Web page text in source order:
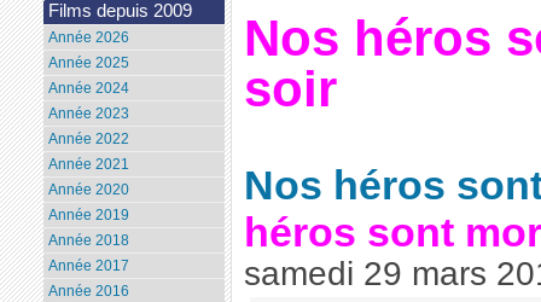
Nos héros
soir
Nos héros
héros sont
samedi 29 mars
Films depuis 2009
Année 2026
Année 2025
Année 2024
Année 2023
Année 2022
Année 2021
Année 2020
Année 2019
Année 2018
Année 2017
Année 2016